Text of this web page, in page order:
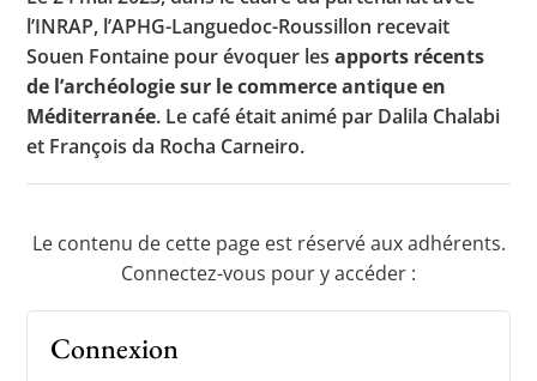
Toutes les actualités
Les rendez-vous de l’APHG
Concours de recrutement
Concours scolaires
Conférences, tables rondes
l’INRAP, l’APHG-Languedoc-Roussillon recevait
Souen Fontaine pour évoquer lesapports récents
de l’archéologie sur le commerce antique en
Méditerranée. Le café était animé par Dalila Chalabi
et François da Rocha Carneiro.
Le contenu de cette page est réservé aux adhérents.
Connectez-vous pour y accéder :
Connexion